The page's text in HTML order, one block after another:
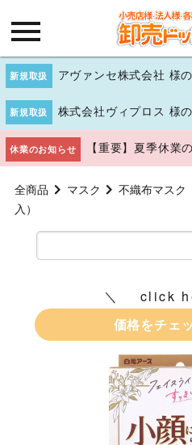
新規取扱 アヴァンセ株式会社 様
新規取扱 株式会社ヴィプロス 様
休業のお知らせ 【重要】夏季休業
全商品 マスク 不織布マスク
入）
click
価格をチェ